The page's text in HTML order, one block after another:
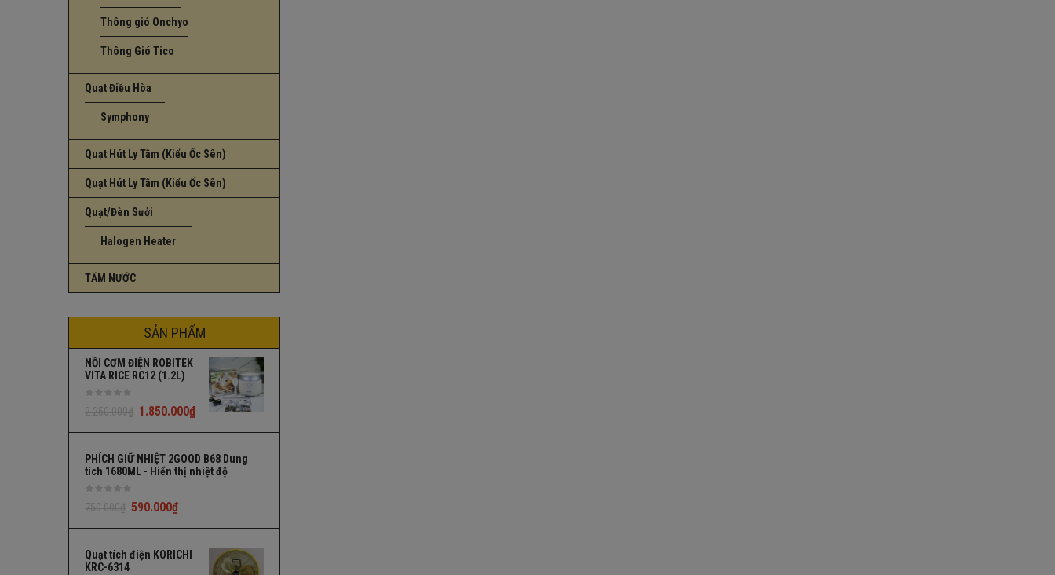
Thông gió Onchyo
Thông Gió Tico
Quạt Điều Hòa
Symphony
Quạt Hút Ly Tâm (Kiểu Ốc Sên)
Quạt Hút Ly Tâm (Kiểu Ốc Sên)
Quạt/Đèn Sưởi
Halogen Heater
TĂM NƯỚC
SẢN PHẨM
NỒI CƠM ĐIỆN ROBITEK
VITA RICE RC12 (1.2L)
2.250.000₫ 1.850.000₫
PHÍCH GIỮ NHIỆT 2GOOD B68 Dung
tích 1680ML - Hiển thị nhiệt độ
750.000₫ 590.000₫
Quạt tích điện KORICHI
KRC-6314